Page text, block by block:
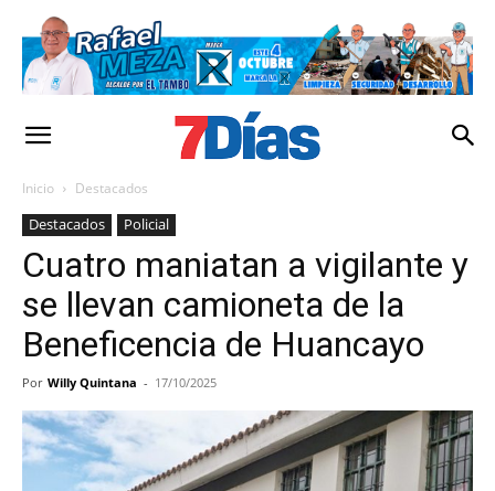
Inicio Destacados
Destacados Policial
Cuatro maniatan a vigilante y
se llevan camioneta de la
Beneficencia de Huancayo
Por Willy Quintana - 17/10/2025